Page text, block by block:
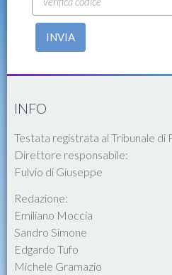
INVIA
INFO
Testata registrata al Tribunale di
Direttore responsabile:
Fulvio di Giuseppe
Redazione:
Emiliano Moccia
Sandro Simone
Edgardo Tufo
Michele Gramazio